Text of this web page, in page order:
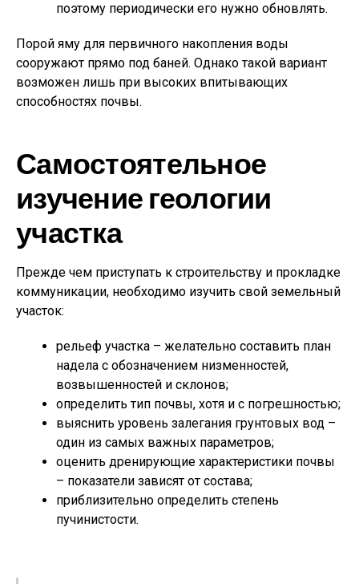
поэтому периодически его нужно обновлять.
Порой яму для первичного накопления воды
сооружают прямо под баней. Однако такой вариант
возможен лишь при высоких впитывающих
способностях почвы.
Самостоятельное
изучение геологии
участка
Прежде чем приступать к строительству и прокладке
коммуникации, необходимо изучить свой земельный
участок:
рельеф участка – желательно составить план
надела с обозначением низменностей,
возвышенностей и склонов;
определить тип почвы, хотя и с погрешностью;
выяснить уровень залегания грунтовых вод –
один из самых важных параметров;
оценить дренирующие характеристики почвы
– показатели зависят от состава;
приблизительно определить степень
пучинистости.